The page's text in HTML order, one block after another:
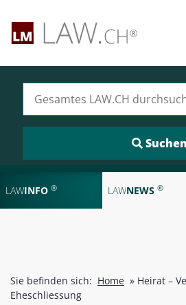
LAWINFO ® LAWNEWS ®
Sie befinden sich: Home » Heirat –
Eheschliessung